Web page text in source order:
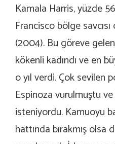
Kamala Harris, yüzde
Francisco bölge
(2004). Bu göreve
kökenli kadındı ve en
o yıl verdi. Çok sevilen
Espinoza vurulmuştu
isteniyordu. Kamuoyu
hattında bırakmış